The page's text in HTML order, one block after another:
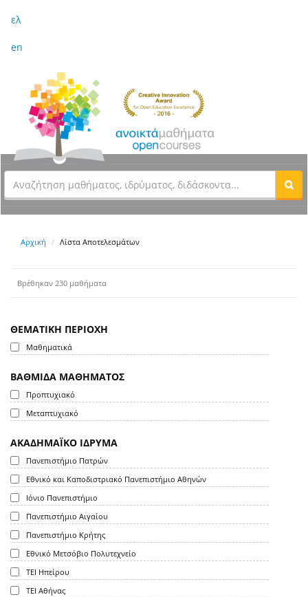
ελ
en
Αρχική Λίστα Αποτελεσμάτων
Βρέθηκαν 230 μαθήματα
ΘΕΜΑΤΙΚΗ ΠΕΡΙΟΧΗ
Μαθηματικά
ΒΑΘΜΙΔΑ ΜΑΘΗΜΑΤΟΣ
Προπτυχιακό
Μεταπτυχιακό
ΑΚΑΔΗΜΑΪΚΟ ΙΔΡΥΜΑ
Πανεπιστήμιο Πατρών
Εθνικό και Καποδιστριακό Πανεπιστήμιο Αθηνών
Ιόνιο Πανεπιστήμιο
Πανεπιστήμιο Αιγαίου
Πανεπιστήμιο Κρήτης
Εθνικό Μετσόβιο Πολυτεχνείο
ΤΕΙ Ηπείρου
ΤΕΙ Αθήνας